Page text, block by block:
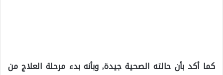
كما أكد بأن حالته الصحية جيدة, وبأنه بدء مرحلة العلاج من